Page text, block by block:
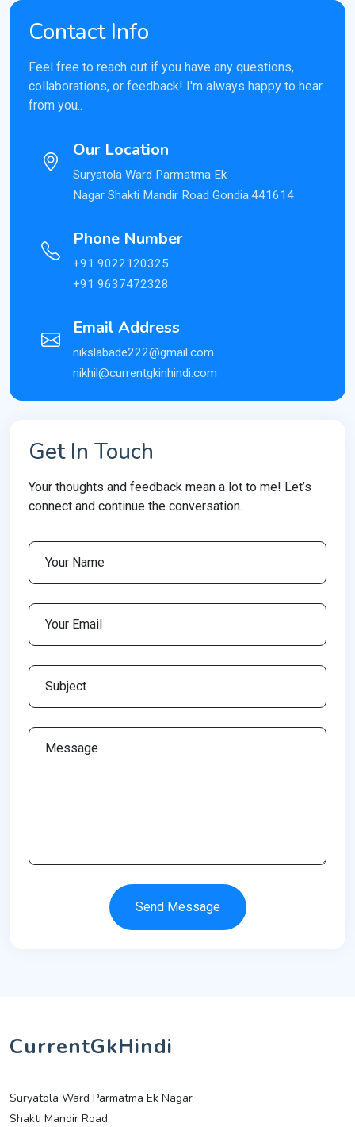
Contact Info
Feel free to reach out if you have any questions,
collaborations, or feedback! I'm always happy to hear
from you..
Our Location
Suryatola Ward Parmatma Ek
Nagar Shakti Mandir Road Gondia.441614
Phone Number
+91 9022120325
+91 9637472328
Email Address
nikslabade222@gmail.com
nikhil@currentgkinhindi.com
Get In Touch
Your thoughts and feedback mean a lot to me! Let’s
connect and continue the conversation.
Send Message
CurrentGkHindi
Suryatola Ward Parmatma Ek Nagar
Shakti Mandir Road